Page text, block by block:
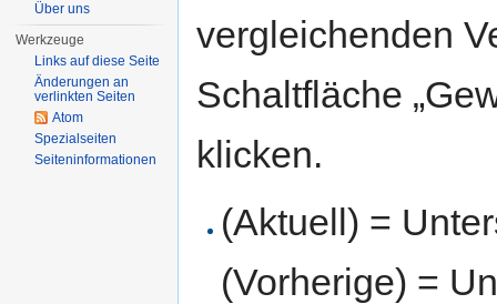
vergleichenden
Schaltfläche
klicken.
(Aktuell) =
(Vorherige) =
Über uns
Werkzeuge
Links auf diese Seite
Änderungen an
verlinkten Seiten
Atom
Spezialseiten
Seiten­informationen